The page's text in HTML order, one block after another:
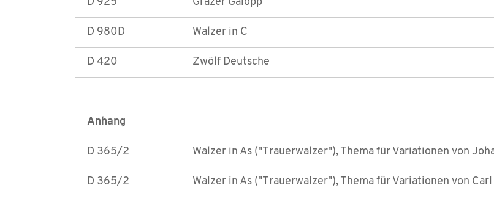
D 980D Walzer in C
D 420 Zwölf Deutsche
Anhang
D 365/2 Walzer in As ("Trauerwalzer"), Thema für Variationen von
D 365/2 Walzer in As ("Trauerwalzer"), Thema für Variationen von